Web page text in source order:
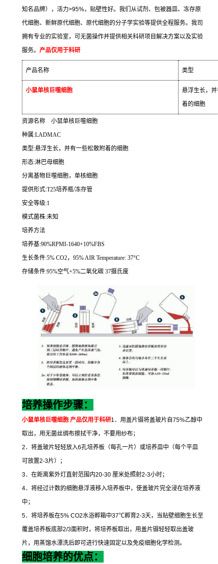
知名品牌），活力>95%，贴壁性好。我们从试剂、包被器皿、冻存原
代细胞、新鲜原代细胞、原代细胞的分子学实验等提供全程服务。我司
拥有专业的实验室，可无菌操作并提供相关科研项目解决方案以及实验
服务。 产品仅用于科研
产品名称 类型
小鼠单核巨噬细胞
悬浮生长，
着的细胞
资源名称 小鼠单核巨噬细胞
种属:LADMAC
类型:悬浮生长，并有一些松散附着的细胞
形态:淋巴母细胞
分离基物巨噬细胞，单核细胞
提供形式:T25培养瓶/冻存管
安全等级:1
模式菌株:未知
培养方法
培养基:90%RPMI-1640+10%FBS
生长条件:5% CO2， 95% AIR Temperature: 37°C
存储条件:95%空气+5%二氧化碳 37摄氏度
培养操作步骤：
小鼠单核巨噬细胞 产品仅用于科研1 ．用盖片镊将盖玻片自75%乙醇中
取出，用无菌丝绸布擦拭干净，不要用纱布；
2 ．将盖玻片轻轻放入6孔培养板（每孔一片）或培养皿中（每个平皿
可放置2-3片）；
3．在距离紫外灯直射范围内20-30 厘米处照射2-3小时；
4．将经过计数的细胞悬浮液移入培养板中，使盖玻片完全浸在培养液
中；
5．将培养板在5% CO2水浴孵箱中37℃孵育2-3天，当贴壁细胞生长至
覆盖培养板底部2/3面积时，将培养板取出，用盖片镊轻轻取出盖玻
片，用蒸馏水漂洗后即可进行快速固定以及免疫细胞化学检测。
细胞培养的优点：